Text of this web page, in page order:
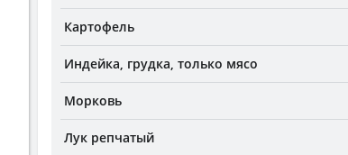
Картофель
Индейка, грудка, только мясо
Морковь
Лук репчатый